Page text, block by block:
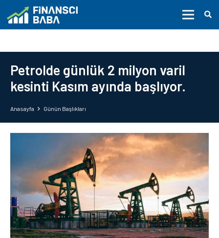
Petrolde günlük 2 milyon varil
kesinti Kasım ayında başlıyor.
Anasayfa Günün Başlıkları